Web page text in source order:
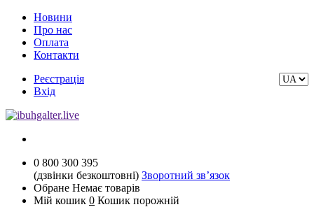
Новини
Про нас
Оплата
Контакти
Реєстрація
Вхід
0 800 300 395
(дзвінки безкоштовні) Зворотний зв’язок
Обране Немає товарів
Мій кошик 0 Кошик порожній